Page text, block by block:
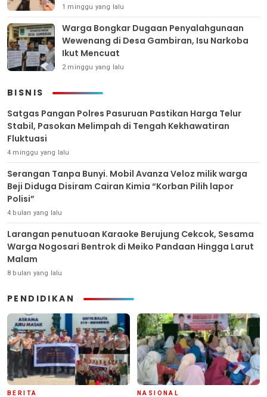
1 minggu yang lalu
Warga Bongkar Dugaan Penyalahgunaan
Wewenang di Desa Gambiran, Isu Narkoba
Ikut Mencuat
2 minggu yang lalu
BISNIS
Satgas Pangan Polres Pasuruan Pastikan Harga Telur
Stabil, Pasokan Melimpah di Tengah Kekhawatiran
Fluktuasi
4 minggu yang lalu
Serangan Tanpa Bunyi. Mobil Avanza Veloz milik warga
Beji Diduga Disiram Cairan Kimia “Korban Pilih lapor
Polisi”
4 bulan yang lalu
Larangan penutuoan Karaoke Berujung Cekcok, Sesama
Warga Nogosari Bentrok di Meiko Pandaan Hingga Larut
Malam
8 bulan yang lalu
PENDIDIKAN
BERITA NASIONAL